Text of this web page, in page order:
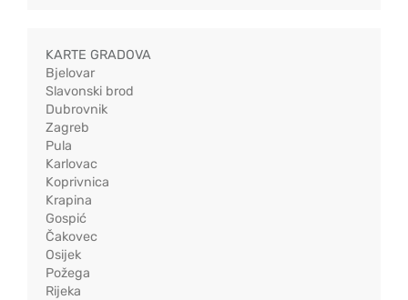
KARTE GRADOVA
Bjelovar
Slavonski brod
Dubrovnik
Zagreb
Pula
Karlovac
Koprivnica
Krapina
Gospić
Čakovec
Osijek
Požega
Rijeka